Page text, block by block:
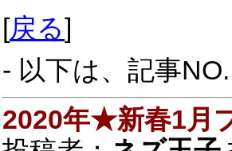
[戻る]
- 以下は、記事NO.
2020年★新春1月